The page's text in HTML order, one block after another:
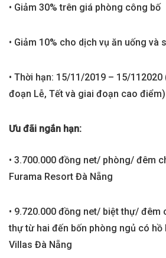
• Giảm 30% trên giá phòng công bố
• Giảm 10% cho dịch vụ ăn uống và
• Thời hạn: 15/11/2019 – 15/
đoạn Lễ, Tết và giai đoạn cao điểm)
Ưu đãi ngắn hạn:
• 3.700.000 đồng net/ phòng/ đêm
Furama Resort Đà Nẵng
• 9.720.000 đồng net/ biệt thự/ đêm
thự từ hai đến bốn phòng ngủ có hồ
Villas Đà Nẵng